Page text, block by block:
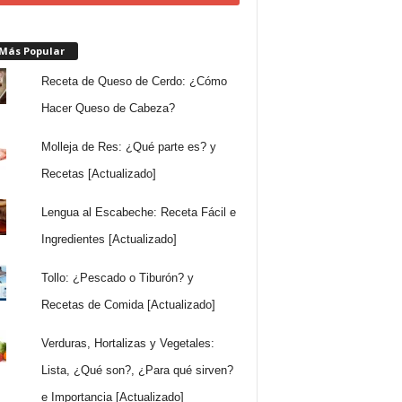
Popular
Receta de Queso de Cerdo: ¿Cómo
Hacer Queso de Cabeza?
Molleja de Res: ¿Qué parte es? y
Recetas [Actualizado]
Lengua al Escabeche: Receta Fácil e
Ingredientes [Actualizado]
Tollo: ¿Pescado o Tiburón? y
Recetas de Comida [Actualizado]
Verduras, Hortalizas y Vegetales:
Lista, ¿Qué son?, ¿Para qué sirven?
e Importancia [Actualizado]